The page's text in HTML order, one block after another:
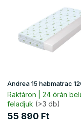
i
s
t
á
Andrea 15 habmatrac
Raktáron | 24 órán
feladjuk (>3 db)
55 890 Ft